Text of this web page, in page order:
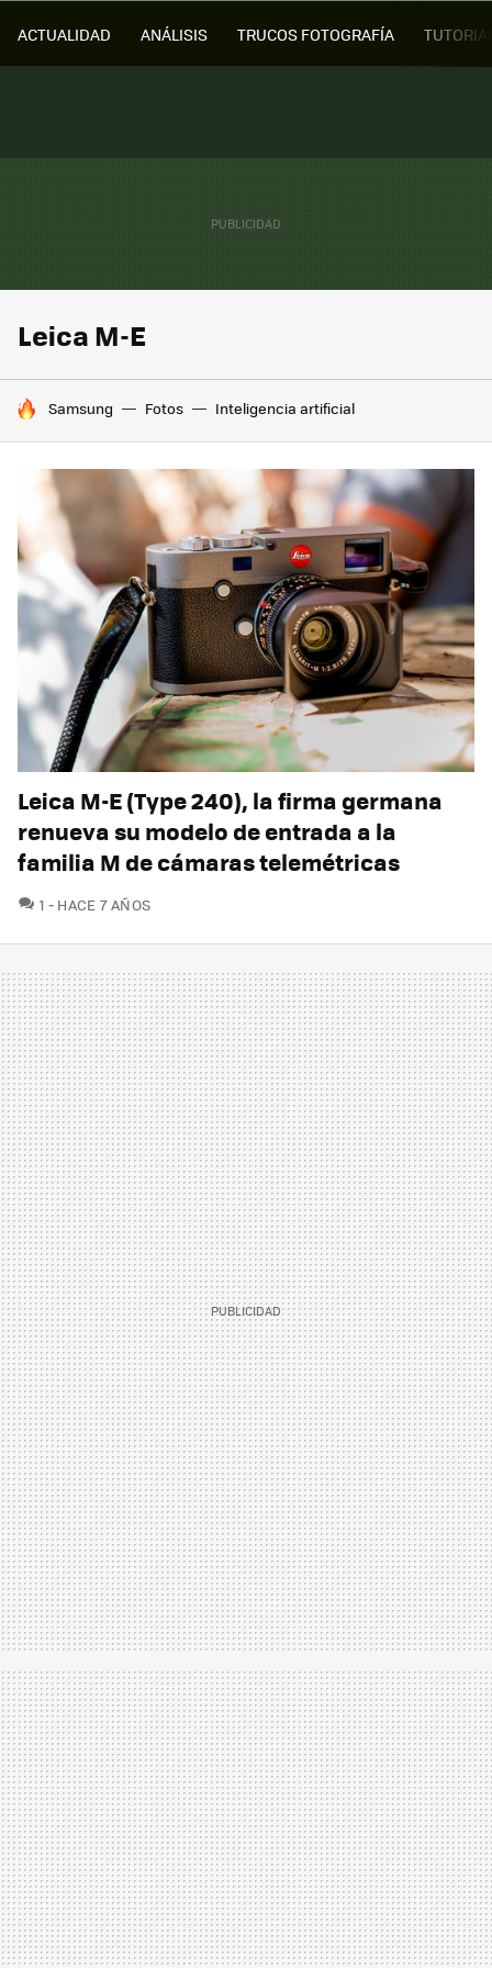
ACTUALIDAD ANÁLISIS TRUCOS FOTOGRAFÍA
Leica M-E
HOY SE HABLA DE
Samsung Fotos Inteligencia artificial
Leica M-E (Type 240), la firma germana
renueva su modelo de entrada a la
familia M de cámaras telemétricas
1 COMENTARIOS
HACE 7 AÑOS